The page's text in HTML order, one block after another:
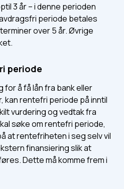
3 år – i denne perioden
periode betales
over 5 år. Øvrige
periode
for å få lån fra bank eller
kan rentefri periode på inntil
vurdering og vedtak fra
søke om rentefri periode,
at rentefriheten i seg selv vil
finansiering slik at
Dette må komme frem i